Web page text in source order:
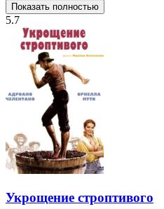
Показать полностью
5.7
Укрощение строптивого